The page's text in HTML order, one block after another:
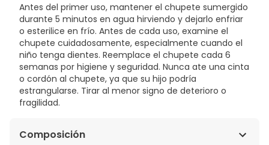
Antes del primer uso, mantener el chupete sumergido
durante 5 minutos en agua hirviendo y dejarlo enfriar
o esterilice en frío. Antes de cada uso, examine el
chupete cuidadosamente, especialmente cuando el
niño tenga dientes. Reemplace el chupete cada 6
semanas por higiene y seguridad. Nunca ate una cinta
o cordón al chupete, ya que su hijo podría
estrangularse. Tirar al menor signo de deterioro o
fragilidad.
Composición